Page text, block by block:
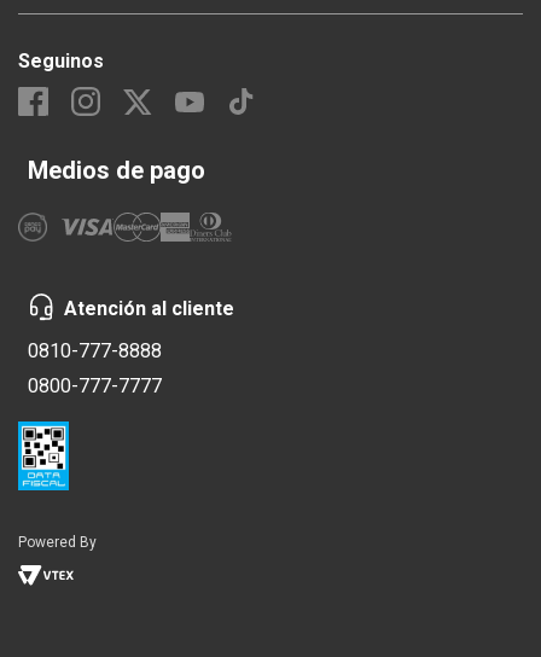
Seguinos
Medios de pago
Atención al cliente
0810-777-8888
0800-777-7777
Powered By